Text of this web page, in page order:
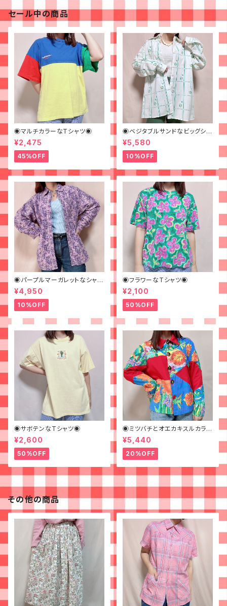
セール中の商品
◉マルチカラーなTシャツ◉
¥2,475
45%OFF
◉ベジタブルサンドなビッグシャ
ツ◉ 古着 柄シャツ 70s 緑 幾
何学模様
¥5,580
10%OFF
◉パープルマーガレットなシャツ
◉ 古着 花柄 紫
¥4,950
10%OFF
◉フラワーなTシャツ◉
¥2,100
50%OFF
◉サボテンなTシャツ◉
¥2,600
50%OFF
◉ミツバチとオエカキスルカラフ
ルペイントなジャケット◉
¥5,440
20%OFF
その他の商品